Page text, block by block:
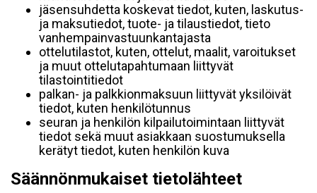
jäsensuhdetta koskevat tiedot, kuten, laskutus-
ja maksutiedot, tuote- ja tilaustiedot, tieto
vanhempainvastuunkantajasta
ottelutilastot, kuten, ottelut, maalit, varoitukset
ja muut ottelutapahtumaan liittyvät
tilastointitiedot
palkan- ja palkkionmaksuun liittyvät yksilöivät
tiedot, kuten henkilötunnus
seuran ja henkilön kilpailutoimintaan liittyvät
tiedot sekä muut asiakkaan suostumuksella
kerätyt tiedot, kuten henkilön kuva
Säännönmukaiset tietolähteet